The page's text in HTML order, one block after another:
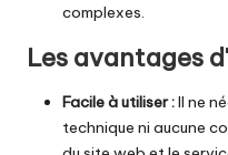
complexes.
Les avantages
Facile à utiliser :Il ne
technique ni aucune